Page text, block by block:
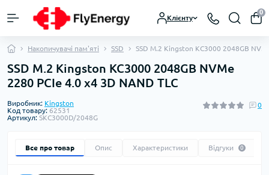
Клієнту
0
Накопичувачі пам'яті SSD SSD M.2 Kingston KC3000 2048GB
SSD M.2 Kingston KC3000 2048GB NVMe
2280 PCIe 4.0 x4 3D NAND TLC
Виробник: Kingston
Код товару: 62531
Артикул: SKC3000D/2048G
0
Все про товар Опис Характеристики Відгуки 0